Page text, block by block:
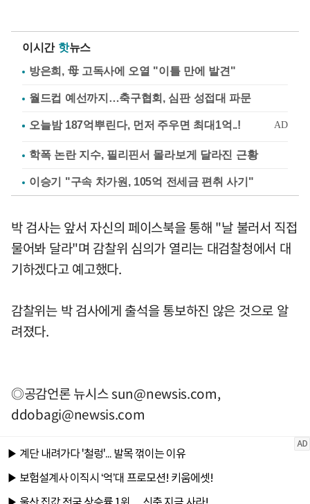
이시간 핫뉴스
방은희, 母 고독사에 오열 "이틀 만에 발견"
월드컵 예선까지…축구협회, 심판 성접대 파문
학폭 논란 지수, 필리핀서 몰라보게 달라진 근황
이승기 "구속 차가원, 105억 전세금 편취 사기"
박 검사는 앞서 자신의 페이스북을 통해 "날 불러서 직접
물어봐 달라"며 감찰위 심의가 열리는 대검찰청에서 대
기하겠다고 예고했다.
감찰위는 박 검사에게 출석을 통보하진 않은 것으로 알
려졌다.
◎공감언론 뉴시스sun@newsis.com,
ddobagi@newsis.com